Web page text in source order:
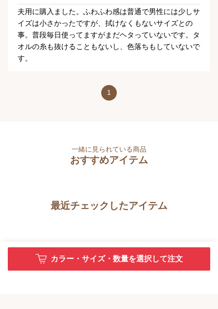
夫用に購入ました。ふわふわ感は普通で男性には少しサ
イズは小さかったですが、拭けなくもないサイズとの
事。普段毎日使ってますがまだヘタっていないです。タ
オルの糸も抜けることもないし、色落ちもしていないで
す。
1
一緒に見られている商品
おすすめアイテム
最近チェックしたアイテム
カラー・サイズ・数量を選択して注文